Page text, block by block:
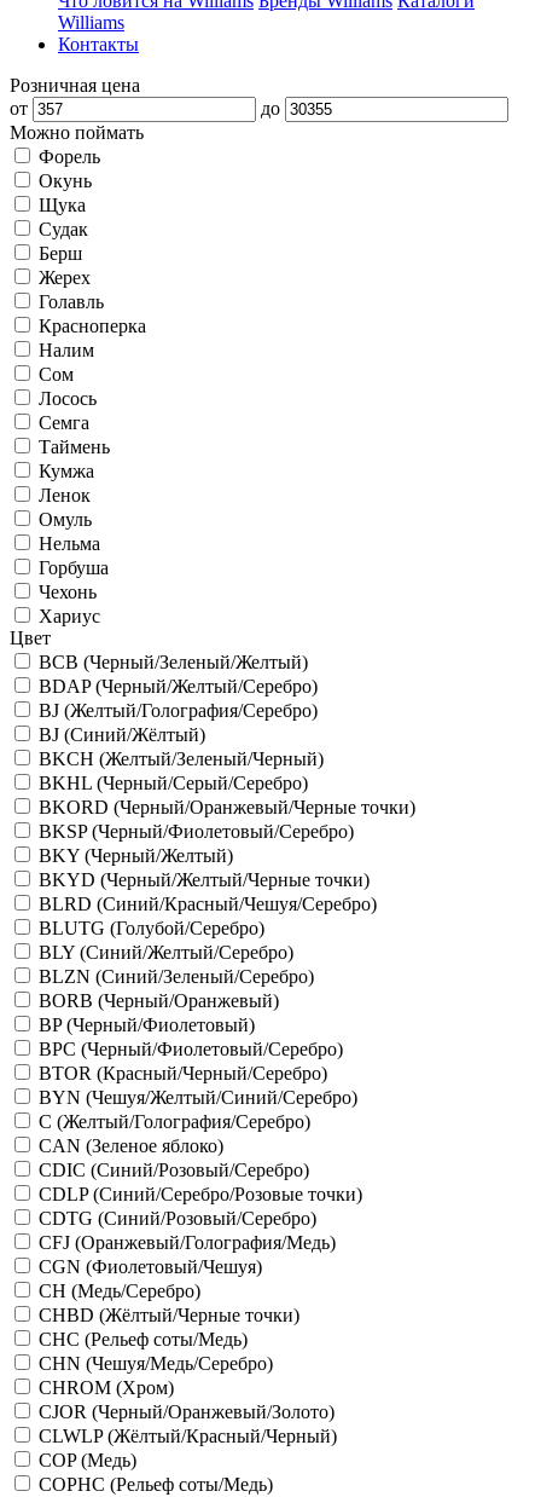
Williams
Контакты
Розничная цена
от
до
Можно поймать
Форель
Окунь
Щука
Судак
Берш
Жерех
Голавль
Красноперка
Налим
Сом
Лосось
Семга
Таймень
Кумжа
Ленок
Омуль
Нельма
Горбуша
Чехонь
Хариус
Цвет
BCB (Черный/Зеленый/Желтый)
BDAP (Черный/Желтый/Серебро)
BJ (Желтый/Голография/Серебро)
BJ (Синий/Жёлтый)
BKCH (Желтый/Зеленый/Черный)
BKHL (Черный/Серый/Серебро)
BKORD (Черный/Оранжевый/Черные точки)
BKSP (Черный/Фиолетовый/Серебро)
BKY (Черный/Желтый)
BKYD (Черный/Желтый/Черные точки)
BLRD (Синий/Красный/Чешуя/Серебро)
BLUTG (Голубой/Серебро)
BLY (Синий/Желтый/Серебро)
BLZN (Синий/Зеленый/Серебро)
BORB (Черный/Оранжевый)
BP (Черный/Фиолетовый)
BPC (Черный/Фиолетовый/Серебро)
BTOR (Красный/Черный/Серебро)
BYN (Чешуя/Желтый/Синий/Серебро)
C (Желтый/Голография/Серебро)
CAN (Зеленое яблоко)
CDIC (Синий/Розовый/Серебро)
CDLP (Синий/Серебро/Розовые точки)
CDTG (Синий/Розовый/Серебро)
CFJ (Оранжевый/Голография/Медь)
CGN (Фиолетовый/Чешуя)
CH (Медь/Серебро)
CHBD (Жёлтый/Черные точки)
CHC (Рельеф соты/Медь)
CHN (Чешуя/Медь/Серебро)
CHROM (Хром)
CJOR (Черный/Оранжевый/Золото)
CLWLP (Жёлтый/Красный/Черный)
COP (Медь)
COPHC (Рельеф соты/Медь)